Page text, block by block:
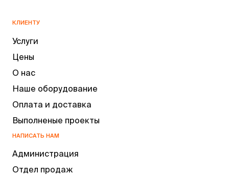
КЛИЕНТУ
Услуги
Цены
О нас
Наше оборудование
Оплата и доставка
Выполненые проекты
НАПИСАТЬ НАМ
Администрация
Отдел продаж